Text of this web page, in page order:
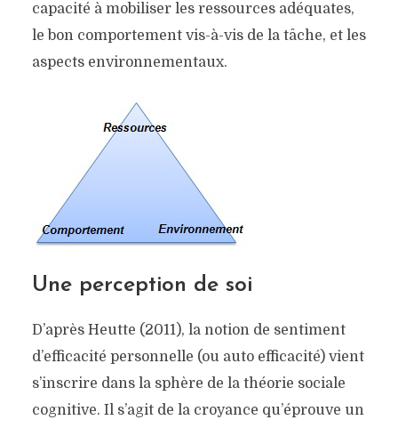
capacité à mobiliser les ressources adéquates,
le bon comportement vis-à-vis de la tâche, et les
aspects environnementaux.
Une perception de soi
D’après Heutte (2011), la notion de sentiment
d’efficacité personnelle (ou auto efficacité) vient
s’inscrire dans la sphère de la théorie sociale
cognitive. Il s’agit de la croyance qu’éprouve un